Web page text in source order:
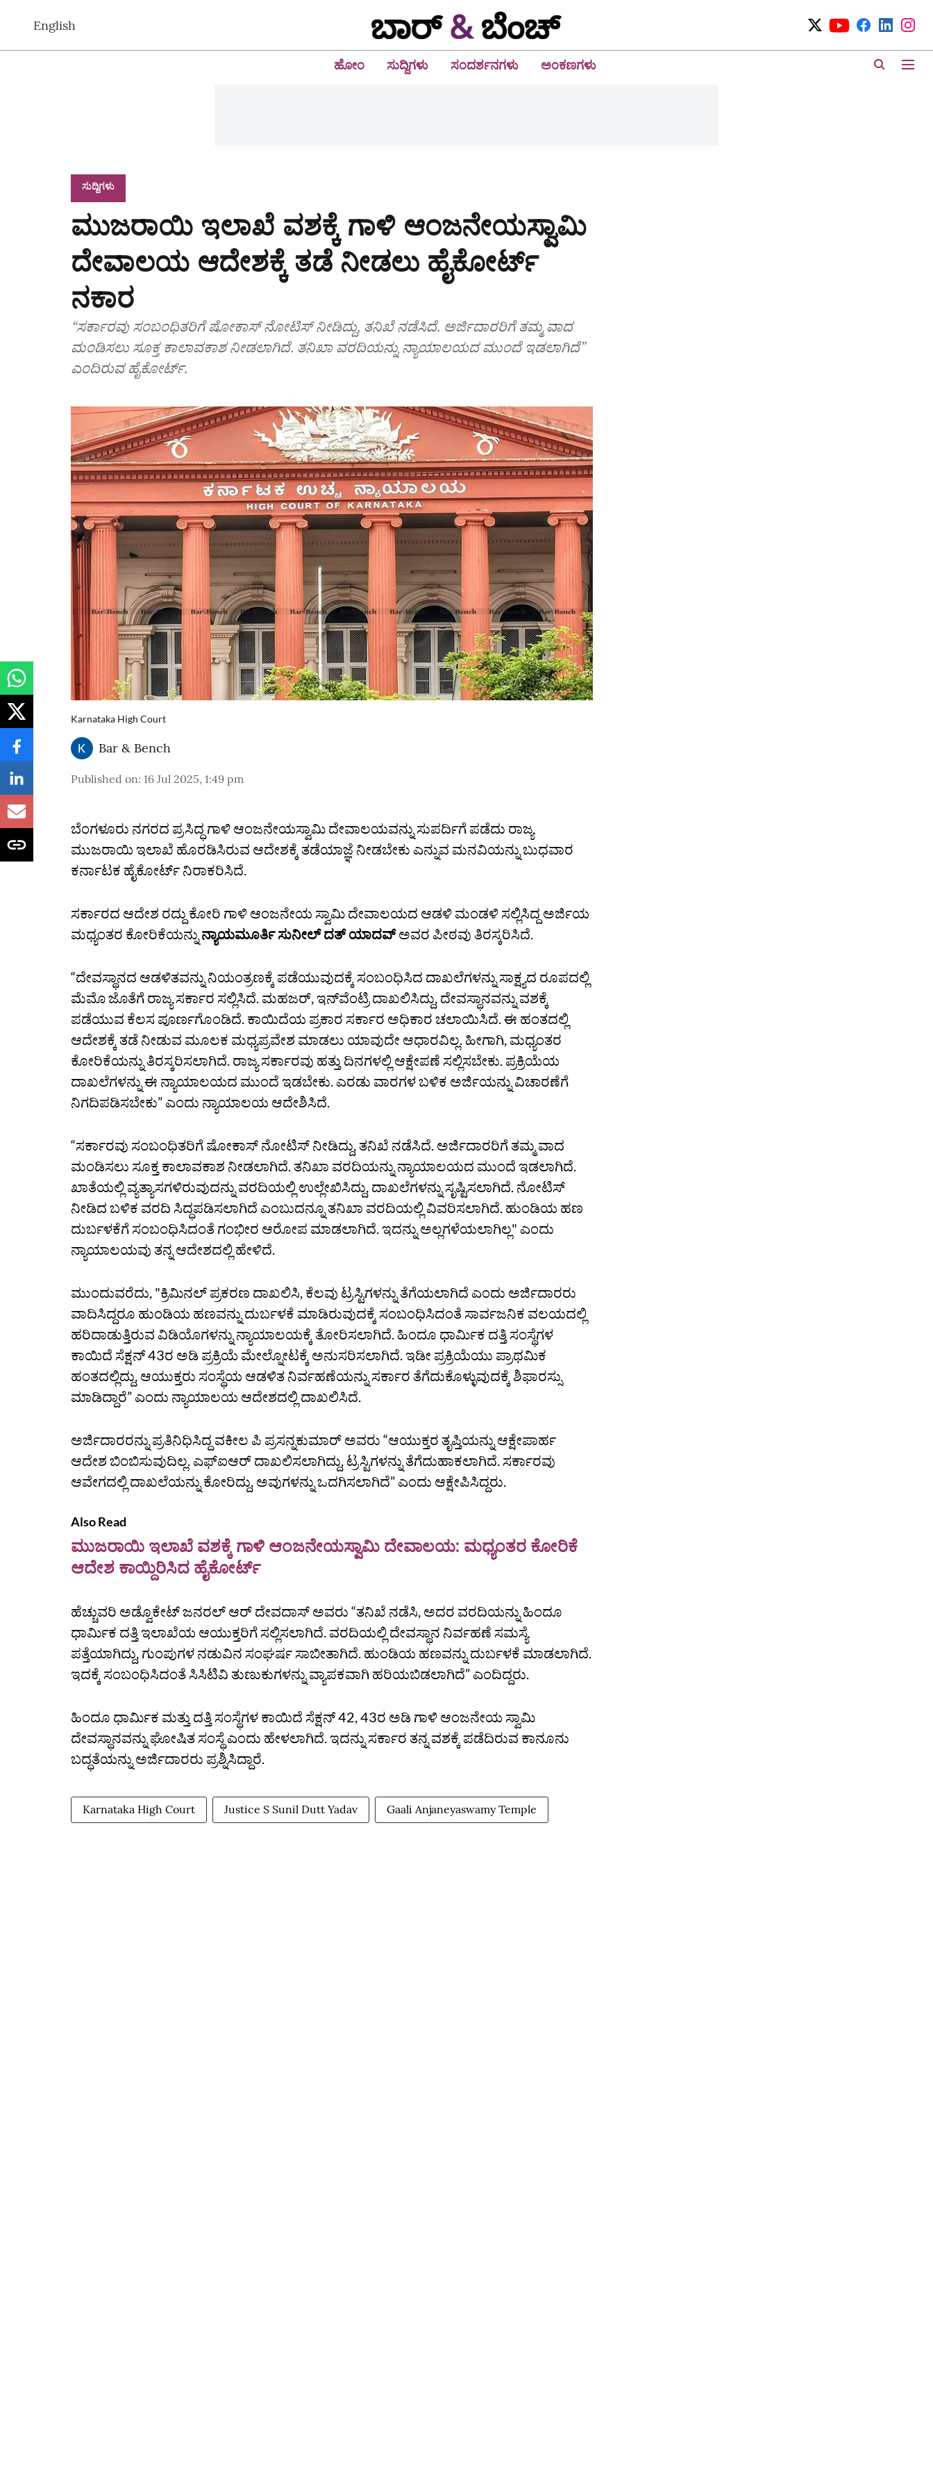
English
ಹೋಂ ಸುದ್ದಿಗಳು ಸಂದರ್ಶನಗಳು ಅಂಕಣಗಳು
ಸುದ್ದಿಗಳು
ಮುಜರಾಯಿ ಇಲಾಖೆ ವಶಕ್ಕೆ ಗಾಳಿ ಆಂಜನೇಯಸ್ವಾಮಿ
ದೇವಾಲಯ ಆದೇಶಕ್ಕೆ ತಡೆ ನೀಡಲು ಹೈಕೋರ್ಟ್‌
ನಕಾರ
“ಸರ್ಕಾರವು ಸಂಬಂಧಿತರಿಗೆ ಷೋಕಾಸ್‌ ನೋಟಿಸ್‌ ನೀಡಿದ್ದು, ತನಿಖೆ ನಡೆಸಿದೆ. ಅರ್ಜಿದಾರರಿಗೆ ತಮ್ಮ ವಾದ
ಮಂಡಿಸಲು ಸೂಕ್ತ ಕಾಲಾವಕಾಶ ನೀಡಲಾಗಿದೆ. ತನಿಖಾ ವರದಿಯನ್ನು ನ್ಯಾಯಾಲಯದ ಮುಂದೆ ಇಡಲಾಗಿದೆ”
ಎಂದಿರುವ ಹೈಕೋರ್ಟ್‌.
Karnataka High Court
Bar & Bench
Published on: 16 Jul 2025, 1:49 pm
ಬೆಂಗಳೂರು ನಗರದ ಪ್ರಸಿದ್ಧ ಗಾಳಿ ಆಂಜನೇಯಸ್ವಾಮಿ ದೇವಾಲಯವನ್ನು ಸುಪರ್ದಿಗೆ ಪಡೆದು ರಾಜ್ಯ
ಮುಜರಾಯಿ ಇಲಾಖೆ ಹೊರಡಿಸಿರುವ ಆದೇಶಕ್ಕೆ ತಡೆಯಾಜ್ಞೆ ನೀಡಬೇಕು ಎನ್ನುವ ಮನವಿಯನ್ನು ಬುಧವಾರ
ಕರ್ನಾಟಕ ಹೈಕೋರ್ಟ್‌ ನಿರಾಕರಿಸಿದೆ.
ಸರ್ಕಾರದ ಆದೇಶ ರದ್ದು ಕೋರಿ ಗಾಳಿ ಆಂಜನೇಯ ಸ್ವಾಮಿ ದೇವಾಲಯದ ಆಡಳಿ ಮಂಡಳಿ ಸಲ್ಲಿಸಿದ್ದ ಅರ್ಜಿಯ
ಮಧ್ಯಂತರ ಕೋರಿಕೆಯನ್ನು ನ್ಯಾಯಮೂರ್ತಿ ಸುನೀಲ್‌ ದತ್ ಯಾದವ್‌ಅವರ ಪೀಠವು ತಿರಸ್ಕರಿಸಿದೆ.
“ದೇವಸ್ಥಾನದ ಆಡಳಿತವನ್ನು ನಿಯಂತ್ರಣಕ್ಕೆ ಪಡೆಯುವುದಕ್ಕೆ ಸಂಬಂಧಿಸಿದ ದಾಖಲೆಗಳನ್ನು ಸಾಕ್ಷ್ಯದ ರೂಪದಲ್ಲಿ
ಮೆಮೊ ಜೊತೆಗೆ ರಾಜ್ಯ ಸರ್ಕಾರ ಸಲ್ಲಿಸಿದೆ. ಮಹಜರ್‌, ಇನ್‌ವೆಂಟ್ರಿ ದಾಖಲಿಸಿದ್ದು, ದೇವಸ್ಥಾನವನ್ನು ವಶಕ್ಕೆ
ಪಡೆಯುವ ಕೆಲಸ ಪೂರ್ಣಗೊಂಡಿದೆ. ಕಾಯಿದೆಯ ಪ್ರಕಾರ ಸರ್ಕಾರ ಅಧಿಕಾರ ಚಲಾಯಿಸಿದೆ. ಈ ಹಂತದಲ್ಲಿ
ಆದೇಶಕ್ಕೆ ತಡೆ ನೀಡುವ ಮೂಲಕ ಮಧ್ಯಪ್ರವೇಶ ಮಾಡಲು ಯಾವುದೇ ಆಧಾರವಿಲ್ಲ. ಹೀಗಾಗಿ, ಮಧ್ಯಂತರ
ಕೋರಿಕೆಯನ್ನು ತಿರಸ್ಕರಿಸಲಾಗಿದೆ. ರಾಜ್ಯ ಸರ್ಕಾರವು ಹತ್ತು ದಿನಗಳಲ್ಲಿ ಆಕ್ಷೇಪಣೆ ಸಲ್ಲಿಸಬೇಕು. ಪ್ರಕ್ರಿಯೆಯ
ದಾಖಲೆಗಳನ್ನು ಈ ನ್ಯಾಯಾಲಯದ ಮುಂದೆ ಇಡಬೇಕು. ಎರಡು ವಾರಗಳ ಬಳಿಕ ಅರ್ಜಿಯನ್ನು ವಿಚಾರಣೆಗೆ
ನಿಗದಿಪಡಿಸಬೇಕು” ಎಂದು ನ್ಯಾಯಾಲಯ ಆದೇಶಿಸಿದೆ.
“ಸರ್ಕಾರವು ಸಂಬಂಧಿತರಿಗೆ ಷೋಕಾಸ್‌ ನೋಟಿಸ್‌ ನೀಡಿದ್ದು, ತನಿಖೆ ನಡೆಸಿದೆ. ಅರ್ಜಿದಾರರಿಗೆ ತಮ್ಮ ವಾದ
ಮಂಡಿಸಲು ಸೂಕ್ತ ಕಾಲಾವಕಾಶ ನೀಡಲಾಗಿದೆ. ತನಿಖಾ ವರದಿಯನ್ನು ನ್ಯಾಯಾಲಯದ ಮುಂದೆ ಇಡಲಾಗಿದೆ.
ಖಾತೆಯಲ್ಲಿ ವ್ಯತ್ಯಾಸಗಳಿರುವುದನ್ನು ವರದಿಯಲ್ಲಿ ಉಲ್ಲೇಖಿಸಿದ್ದು, ದಾಖಲೆಗಳನ್ನು ಸೃಷ್ಟಿಸಲಾಗಿದೆ. ನೋಟಿಸ್‌
ನೀಡಿದ ಬಳಿಕ ವರದಿ ಸಿದ್ಧಪಡಿಸಲಾಗಿದೆ ಎಂಬುದನ್ನೂ ತನಿಖಾ ವರದಿಯಲ್ಲಿ ವಿವರಿಸಲಾಗಿದೆ. ಹುಂಡಿಯ ಹಣ
ದುರ್ಬಳಕೆಗೆ ಸಂಬಂಧಿಸಿದಂತೆ ಗಂಭೀರ ಆರೋಪ ಮಾಡಲಾಗಿದೆ. ಇದನ್ನು ಅಲ್ಲಗಳೆಯಲಾಗಿಲ್ಲ"‌ ಎಂದು
ನ್ಯಾಯಾಲಯವು ತನ್ನ ಆದೇಶದಲ್ಲಿ ಹೇಳಿದೆ.
ಮುಂದುವರೆದು, "ಕ್ರಿಮಿನಲ್‌ ಪ್ರಕರಣ ದಾಖಲಿಸಿ, ಕೆಲವು ಟ್ರಸ್ಟಿಗಳನ್ನು ತೆಗೆಯಲಾಗಿದೆ ಎಂದು ಅರ್ಜಿದಾರರು
ವಾದಿಸಿದ್ದರೂ ಹುಂಡಿಯ ಹಣವನ್ನು ದುರ್ಬಳಕೆ ಮಾಡಿರುವುದಕ್ಕೆ ಸಂಬಂಧಿಸಿದಂತೆ ಸಾರ್ವಜನಿಕ ವಲಯದಲ್ಲಿ
ಹರಿದಾಡುತ್ತಿರುವ ವಿಡಿಯೊಗಳನ್ನು ನ್ಯಾಯಾಲಯಕ್ಕೆ ತೋರಿಸಲಾಗಿದೆ. ಹಿಂದೂ ಧಾರ್ಮಿಕ ದತ್ತಿ ಸಂಸ್ಥೆಗಳ
ಕಾಯಿದೆ ಸೆಕ್ಷನ್‌ 43ರ ಅಡಿ ಪ್ರಕ್ರಿಯೆ ಮೇಲ್ನೋಟಕ್ಕೆ ಅನುಸರಿಸಲಾಗಿದೆ. ಇಡೀ ಪ್ರಕ್ರಿಯೆಯು ಪ್ರಾಥಮಿಕ
ಹಂತದಲ್ಲಿದ್ದು, ಆಯುಕ್ತರು ಸಂಸ್ಥೆಯ ಆಡಳಿತ ನಿರ್ವಹಣೆಯನ್ನು ಸರ್ಕಾರ ತೆಗೆದುಕೊಳ್ಳುವುದಕ್ಕೆ ಶಿಫಾರಸ್ಸು
ಮಾಡಿದ್ದಾರೆ” ಎಂದು ನ್ಯಾಯಾಲಯ ಆದೇಶದಲ್ಲಿ ದಾಖಲಿಸಿದೆ.
ಅರ್ಜಿದಾರರನ್ನು ಪ್ರತಿನಿಧಿಸಿದ್ದ ವಕೀಲ ಪಿ ಪ್ರಸನ್ನಕುಮಾರ್‌ ಅವರು “ಆಯುಕ್ತರ ತೃಪ್ತಿಯನ್ನು ಆಕ್ಷೇಪಾರ್ಹ
ಆದೇಶ ಬಿಂಬಿಸುವುದಿಲ್ಲ. ಎಫ್‌ಐಆರ್‌ ದಾಖಲಿಸಲಾಗಿದ್ದು, ಟ್ರಸ್ಟಿಗಳನ್ನು ತೆಗೆದುಹಾಕಲಾಗಿದೆ. ಸರ್ಕಾರವು
ಆವೇಗದಲ್ಲಿ ದಾಖಲೆಯನ್ನು ಕೋರಿದ್ದು, ಅವುಗಳನ್ನು ಒದಗಿಸಲಾಗಿದೆ” ಎಂದು ಆಕ್ಷೇಪಿಸಿದ್ದರು.
Also Read
ಮುಜರಾಯಿ ಇಲಾಖೆ ವಶಕ್ಕೆ ಗಾಳಿ ಆಂಜನೇಯಸ್ವಾಮಿ ದೇವಾಲಯ: ಮಧ್ಯಂತರ ಕೋರಿಕೆ
ಆದೇಶ ಕಾಯ್ದಿರಿಸಿದ ಹೈಕೋರ್ಟ್‌
ಹೆಚ್ಚುವರಿ ಅಡ್ವೊಕೇಟ್‌ ಜನರಲ್‌ ಆರ್‌ ದೇವದಾಸ್‌ ಅವರು “ತನಿಖೆ ನಡೆಸಿ, ಅದರ ವರದಿಯನ್ನು ಹಿಂದೂ
ಧಾರ್ಮಿಕ ದತ್ತಿ ಇಲಾಖೆಯ ಆಯುಕ್ತರಿಗೆ ಸಲ್ಲಿಸಲಾಗಿದೆ. ವರದಿಯಲ್ಲಿ ದೇವಸ್ಥಾನ ನಿರ್ವಹಣೆ ಸಮಸ್ಯೆ
ಪತ್ತೆಯಾಗಿದ್ದು, ಗುಂಪುಗಳ ನಡುವಿನ ಸಂಘರ್ಷ ಸಾಬೀತಾಗಿದೆ. ಹುಂಡಿಯ ಹಣವನ್ನು ದುರ್ಬಳಕೆ ಮಾಡಲಾಗಿದೆ.
ಇದಕ್ಕೆ ಸಂಬಂಧಿಸಿದಂತೆ ಸಿಸಿಟಿವಿ ತುಣುಕುಗಳನ್ನು ವ್ಯಾಪಕವಾಗಿ ಹರಿಯಬಿಡಲಾಗಿದೆ” ಎಂದಿದ್ದರು.
ಹಿಂದೂ ಧಾರ್ಮಿಕ ಮತ್ತು ದತ್ತಿ ಸಂಸ್ಥೆಗಳ ಕಾಯಿದೆ ಸೆಕ್ಷನ್‌ 42, 43ರ ಅಡಿ ಗಾಳಿ ಆಂಜನೇಯ ಸ್ವಾಮಿ
ದೇವಸ್ಥಾನವನ್ನು ಘೋಷಿತ ಸಂಸ್ಥೆ ಎಂದು ಹೇಳಲಾಗಿದೆ. ಇದನ್ನು ಸರ್ಕಾರ ತನ್ನ ವಶಕ್ಕೆ ಪಡೆದಿರುವ ಕಾನೂನು
ಬದ್ಧತೆಯನ್ನು ಅರ್ಜಿದಾರರು ಪ್ರಶ್ನಿಸಿದ್ದಾರೆ.
Karnataka High Court Justice S Sunil Dutt Yadav Gaali Anjaneyaswamy Temple